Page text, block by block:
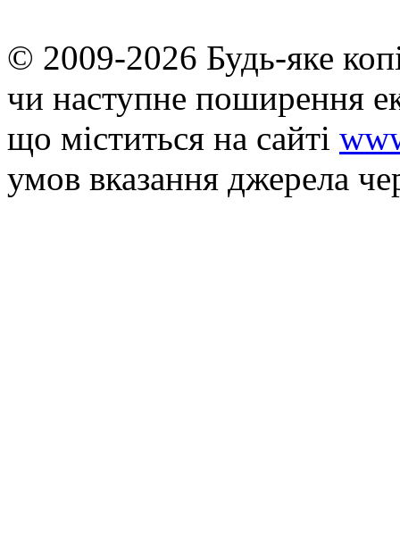
© 2009-2026 Будь-яке
чи наступне поширення
що мiститься на сайті
умов вказання джерела